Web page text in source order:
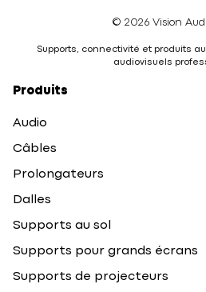
© 2026 Vision
Supports, connectivité et produits
audiovisuels
Produits
Audio
Câbles
Prolongateurs
Dalles
Supports au sol
Supports pour grands écrans
Supports de projecteurs